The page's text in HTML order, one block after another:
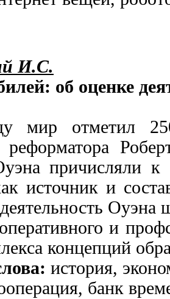
И.С.
об оценке
мир отметил
реформатора
причисляли к
источник и
и
концепций
история,
банк